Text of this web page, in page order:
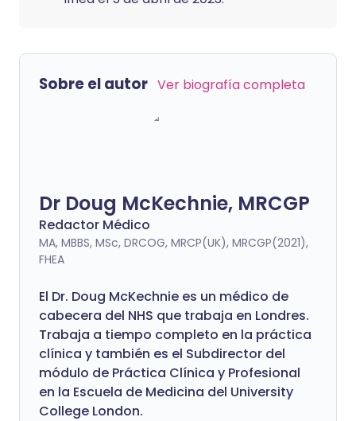
Sobre el autor Ver biografía completa
Dr Doug McKechnie, MRCGP
Redactor Médico
MA, MBBS, MSc, DRCOG, MRCP(UK), MRCGP(2021),
FHEA
El Dr. Doug McKechnie es un médico de
cabecera del NHS que trabaja en Londres.
Trabaja a tiempo completo en la práctica
clínica y también es el Subdirector del
módulo de Práctica Clínica y Profesional
en la Escuela de Medicina del University
College London.